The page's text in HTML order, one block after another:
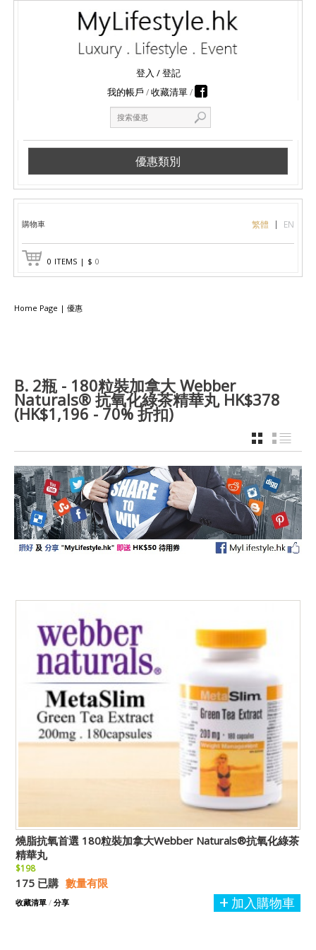
登入 /登記
我的帳戶
收藏清單
優惠類別
購物車 繁體 EN
0 ITEMS | $ 0
Home Page | 優惠
B. 2瓶 - 180粒裝加拿大 Webber
Naturals® 抗氧化綠茶精華丸 HK$378
(HK$1,196 - 70% 折扣)
GRID
燒脂抗氧首選 180粒裝加拿大Webber Naturals®抗氧化綠茶
精華丸
$198
175 已購 數量有限
加入購物車
收藏清單 / 分享